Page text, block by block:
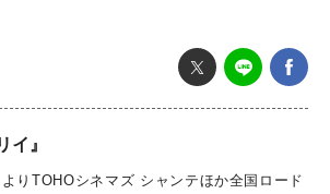
イ』
りTOHOシネマズ シャンテほか全国ロード